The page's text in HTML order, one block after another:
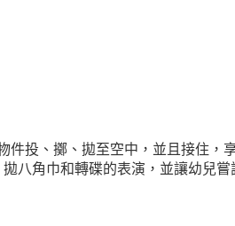
投、擲、拋至空中，並且接住，
八角巾和轉碟的表演，並讓幼兒嘗